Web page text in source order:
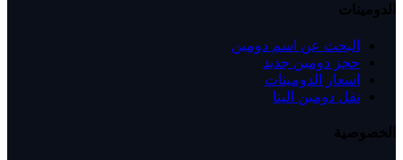
الدومينات
البحث عن اسم دومين
حجز دومين جديد
اسعار الدومينات
نقل دومين الينا
الخصوصية